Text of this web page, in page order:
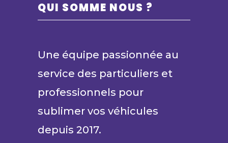
QUI SOMME NOUS ?
Une équipe passionnée au
service des particuliers et
professionnels pour
sublimer vos véhicules
depuis 2017.